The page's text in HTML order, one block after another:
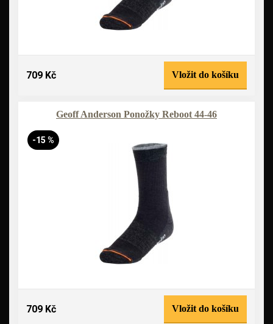
709 Kč Vložit do košíku
Geoff Anderson Ponožky Reboot 44-46
-15 %
709 Kč Vložit do košíku